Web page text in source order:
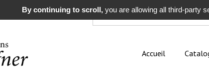
Rechercher
Accueil
By continuing to scroll,you are allowing all third-party